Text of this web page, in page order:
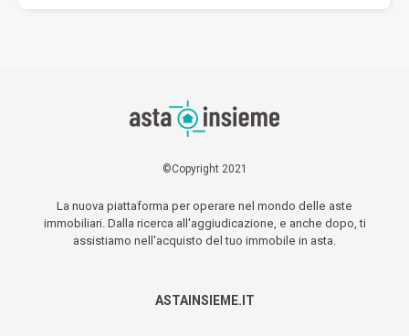
ASTAINSIEME.IT
©Copyright 2021
La nuova piattaforma per operare nel mondo delle aste
immobiliari. Dalla ricerca all'aggiudicazione, e anche dopo, ti
assistiamo nell'acquisto del tuo immobile in asta.